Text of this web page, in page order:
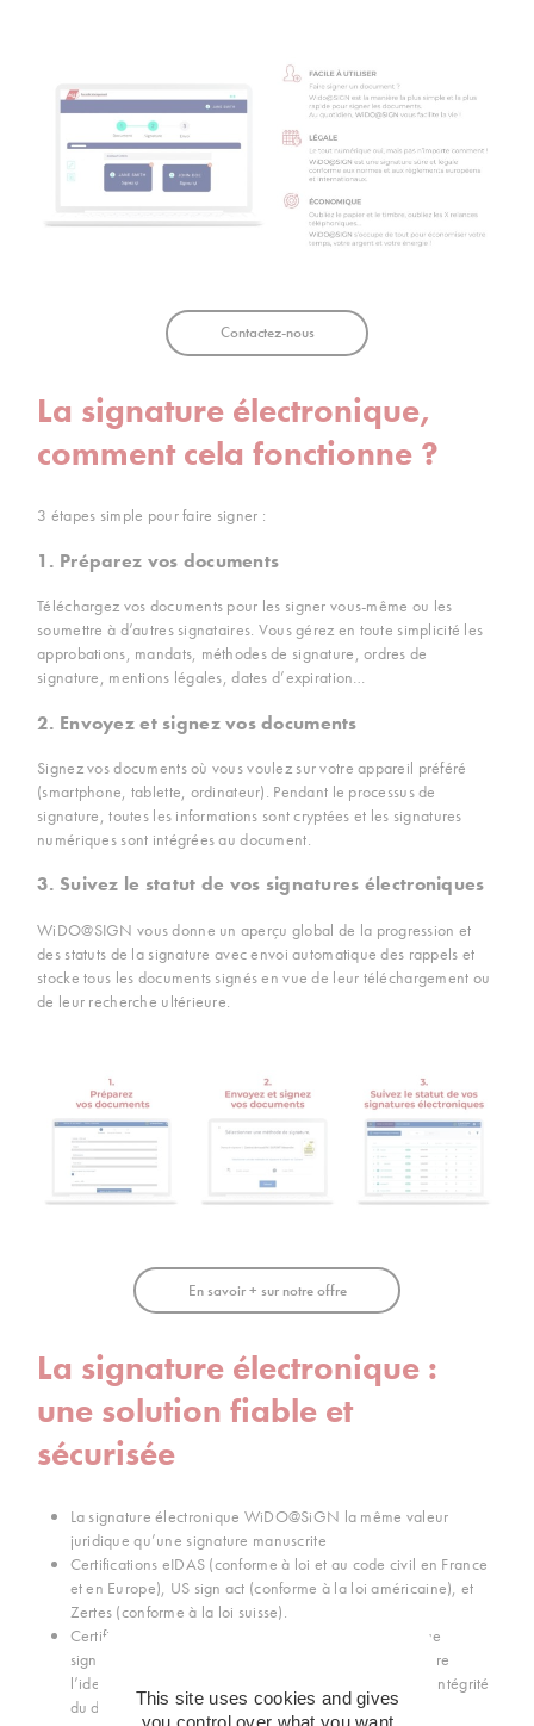
Contactez-nous
La signature électronique,
comment cela fonctionne ?
3 étapes simple pour faire signer :
1. Préparez vos documents
Téléchargez vos documents pour les signer vous-même ou les
soumettre à d’autres signataires. Vous gérez en toute simplicité les
approbations, mandats, méthodes de signature, ordres de
signature, mentions légales, dates d’expiration…
2. Envoyez et signez vos documents
Signez vos documents où vous voulez sur votre appareil préféré
(smartphone, tablette, ordinateur). Pendant le processus de
signature, toutes les informations sont cryptées et les signatures
numériques sont intégrées au document.
3. Suivez le statut de vos signatures électroniques
WiDO@SIGN vous donne un aperçu global de la progression et
des statuts de la signature avec envoi automatique des rappels et
stocke tous les documents signés en vue de leur téléchargement ou
de leur recherche ultérieure.
En savoir + sur notre offre
La signature électronique :
une solution fiable et
sécurisée
La signature électronique WiDO@SiGN la même valeur
juridique qu’une signature manuscrite
Certifications eIDAS (conforme à loi et au code civil en France
et en Europe), US sign act (conforme à la loi américaine), et
Zertes (conforme à la loi suisse).
Certificat numérique au format PDF (CSE) pour chaque
signature électronique. Ce certificat permet de connaître
l’identité numérique du signataire unique et garantit l’intégrité
du document.This site uses cookies and gives
you control over what you want